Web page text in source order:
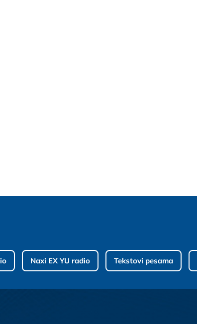
Naxi EX YU radio Tekstovi pesama